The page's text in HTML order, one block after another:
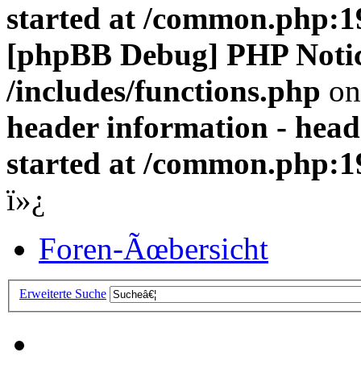
started at /
[phpBB Debug] PHP
/includes/functions.php
header information -
started at /
ï»¿
Foren-Ãœbersicht
Erweiterte Suche